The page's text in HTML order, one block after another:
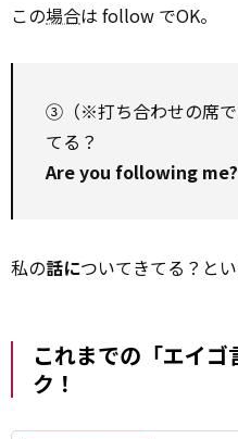
この場合は follow でOK。
③（※打ち合わせの席で
てる？
Are you following me?
私の話についてきてる？と
これまでの「エイ
ク！